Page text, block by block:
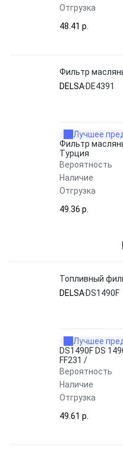
Отгрузка
48.41 p.
Фильтр
DELSA DE4391
Лучшее
Фильтр
Турция
Вероятность
Наличие
Отгрузка
49.36 p.
Топливный
DELSA DS1490F
Лучшее
DS1490F DS
FF231 /
Вероятность
Наличие
Отгрузка
49.61 p.